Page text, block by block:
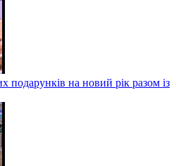
подарунків на новий рік разом із